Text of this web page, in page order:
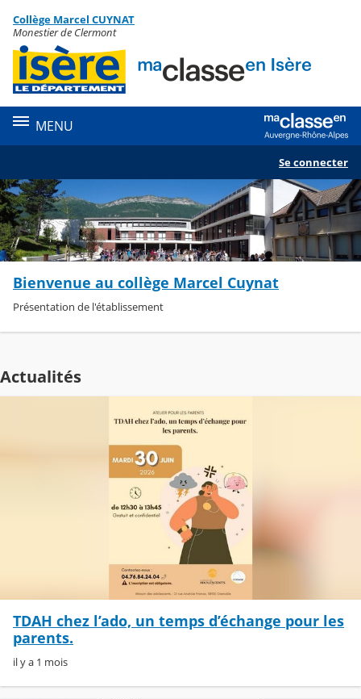
Contenu
Collège Marcel CUYNAT
Monestier de Clermont
MENU
Se connecter
Bienvenue au collège Marcel Cuynat
Présentation de l'établissement
Actualités
TDAH chez l’ado, un temps d’échange pour les
parents.
il y a 1 mois